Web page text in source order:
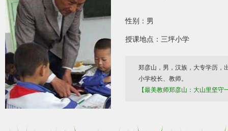
性别：男
授课地点：三坪小学
郑彦山，男，汉族，大专学历，
小学校长、教师。
【最美教师郑彦山：大山里坚守